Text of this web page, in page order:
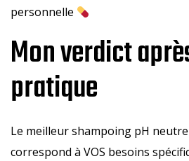
personnelle
Mon verdict
pratique
Le meilleur shampoing pH
correspond à VOS besoins